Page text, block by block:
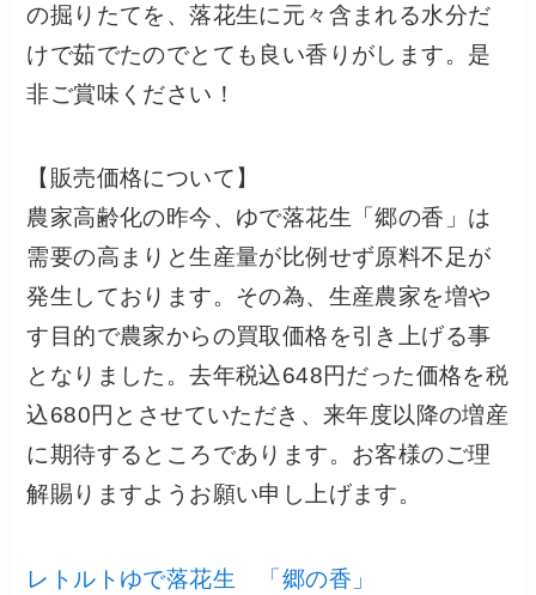
の掘りたてを、落花生に元々含まれる水分だ
けで茹でたのでとても良い香りがします。是
非ご賞味ください！
【販売価格について】
農家高齢化の昨今、ゆで落花生「郷の香」は
需要の高まりと生産量が比例せず原料不足が
発生しております。その為、生産農家を増や
す目的で農家からの買取価格を引き上げる事
となりました。去年税込648円だった価格を税
込680円とさせていただき、来年度以降の増産
に期待するところであります。お客様のご理
解賜りますようお願い申し上げます。
レトルトゆで落花生 「郷の香」